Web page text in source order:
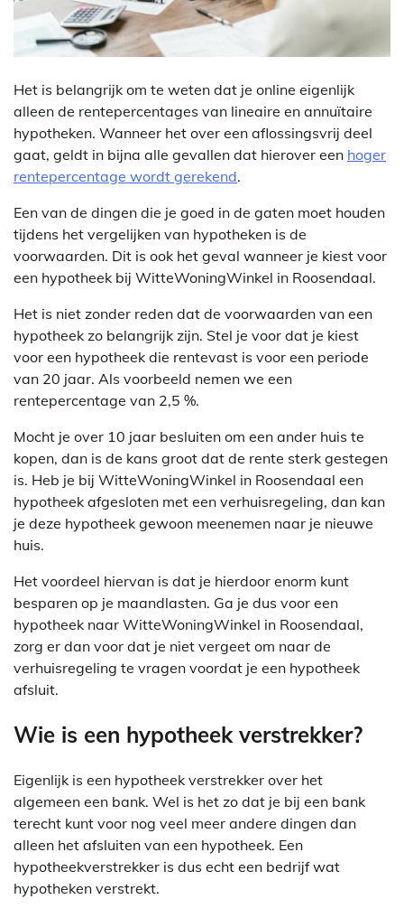
Het is belangrijk om te weten dat je online eigenlijk
alleen de rentepercentages van lineaire en annuïtaire
hypotheken. Wanneer het over een aflossingsvrij deel
gaat, geldt in bijna alle gevallen dat hierover een hoger
rentepercentage wordt gerekend.
Een van de dingen die je goed in de gaten moet houden
tijdens het vergelijken van hypotheken is de
voorwaarden. Dit is ook het geval wanneer je kiest voor
een hypotheek bij WitteWoningWinkel in Roosendaal.
Het is niet zonder reden dat de voorwaarden van een
hypotheek zo belangrijk zijn. Stel je voor dat je kiest
voor een hypotheek die rentevast is voor een periode
van 20 jaar. Als voorbeeld nemen we een
rentepercentage van 2,5 %.
Mocht je over 10 jaar besluiten om een ander huis te
kopen, dan is de kans groot dat de rente sterk gestegen
is. Heb je bij WitteWoningWinkel in Roosendaal een
hypotheek afgesloten met een verhuisregeling, dan kan
je deze hypotheek gewoon meenemen naar je nieuwe
huis.
Het voordeel hiervan is dat je hierdoor enorm kunt
besparen op je maandlasten. Ga je dus voor een
hypotheek naar WitteWoningWinkel in Roosendaal,
zorg er dan voor dat je niet vergeet om naar de
verhuisregeling te vragen voordat je een hypotheek
afsluit.
Wie is een hypotheek verstrekker?
Eigenlijk is een hypotheek verstrekker over het
algemeen een bank. Wel is het zo dat je bij een bank
terecht kunt voor nog veel meer andere dingen dan
alleen het afsluiten van een hypotheek. Een
hypotheekverstrekker is dus echt een bedrijf wat
hypotheken verstrekt.